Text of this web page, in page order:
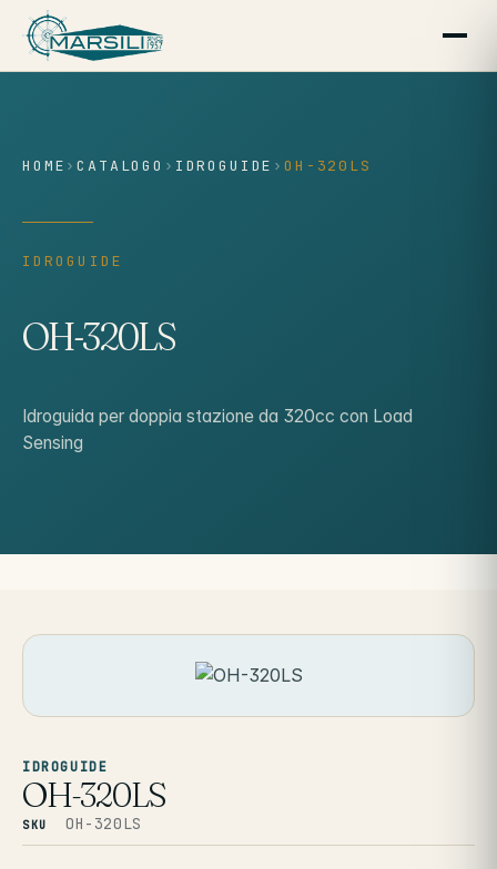
contenuto
HOME ›CATALOGO › IDROGUIDE ›OH-320LS
IDROGUIDE
OH-320LS
Idroguida per doppia stazione da 320cc con Load
Sensing
IDROGUIDE
OH-320LS
SKU OH-320LS